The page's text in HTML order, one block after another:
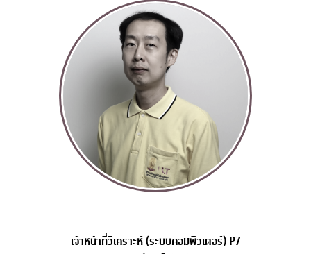
เจ้าหน้าที่วิเคราะห์ (ระบบคอมพิวเตอร์) P7